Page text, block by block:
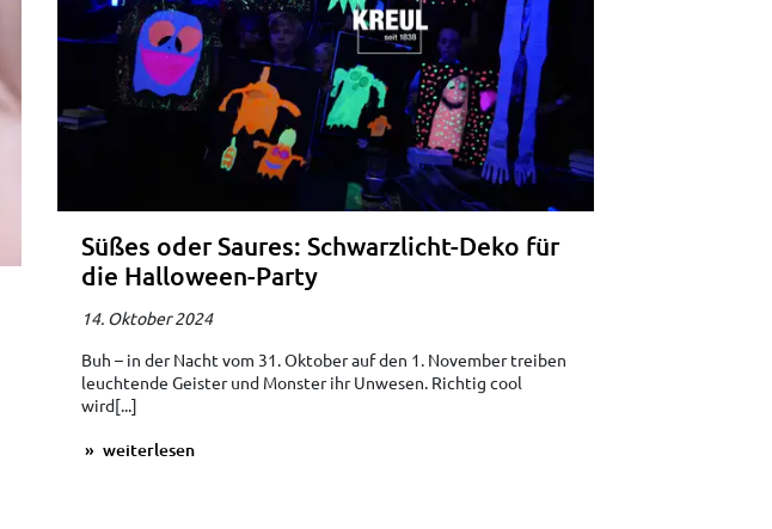
Süßes oder Saures: Schwarzlicht-Deko für
die Halloween-Party
14. Oktober 2024
Buh – in der Nacht vom 31. Oktober auf den 1. November treiben
leuchtende Geister und Monster ihr Unwesen. Richtig cool
wird[...]
weiterlesen